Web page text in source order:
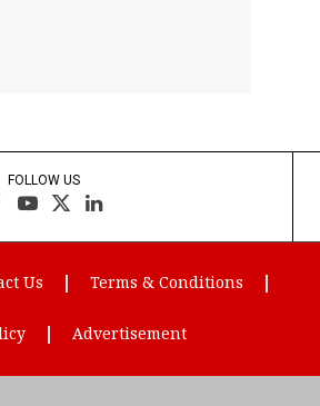
FOLLOW US
YouTube
X
(Twitter)
LinkedIn
Us Terms & Conditions
Advertisement